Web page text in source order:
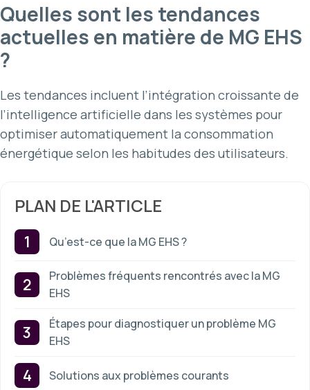
Quelles sont les tendances
actuelles en matière de MG EHS
?
Les tendances incluent l’intégration croissante de
l’intelligence artificielle dans les systèmes pour
optimiser automatiquement la consommation
énergétique selon les habitudes des utilisateurs.
PLAN DE L'ARTICLE
Qu’est-ce que la MG EHS ?
Problèmes fréquents rencontrés avec la MG
EHS
Étapes pour diagnostiquer un problème MG
EHS
Solutions aux problèmes courants